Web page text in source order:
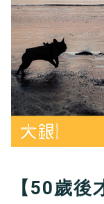
【50歲後